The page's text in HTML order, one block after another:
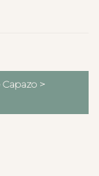
Capazo >